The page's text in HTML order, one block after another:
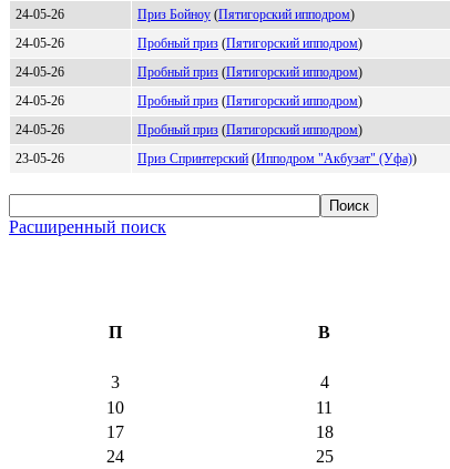
24-05-26
Приз Бойноу (Пятигорcкий ипподром)
24-05-26
Пробный приз (Пятигоpcкий ипподpом)
24-05-26
Пробный приз (Пятигoрcкий иппoдрoм)
24-05-26
Пробный приз (Пятигopский иппoдpoм)
24-05-26
Пробный приз (Пятигopский иппoдpoм)
23-05-26
Приз Спринтерский (Иппoдрoм "Акбузат" (Уфа))
Расширенный поиск
П В
3
4
10
11
17
18
24
25